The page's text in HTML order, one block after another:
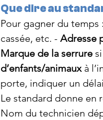
Que dire au
Pour gagner du temps
cassée, etc. - Adresse
Marque de la serrure
d’enfants/animaux à
porte, indiquer un délai
Le standard donne en
Nom du technicien